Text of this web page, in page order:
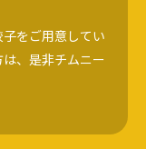
をご用意してい
、是非チムニー